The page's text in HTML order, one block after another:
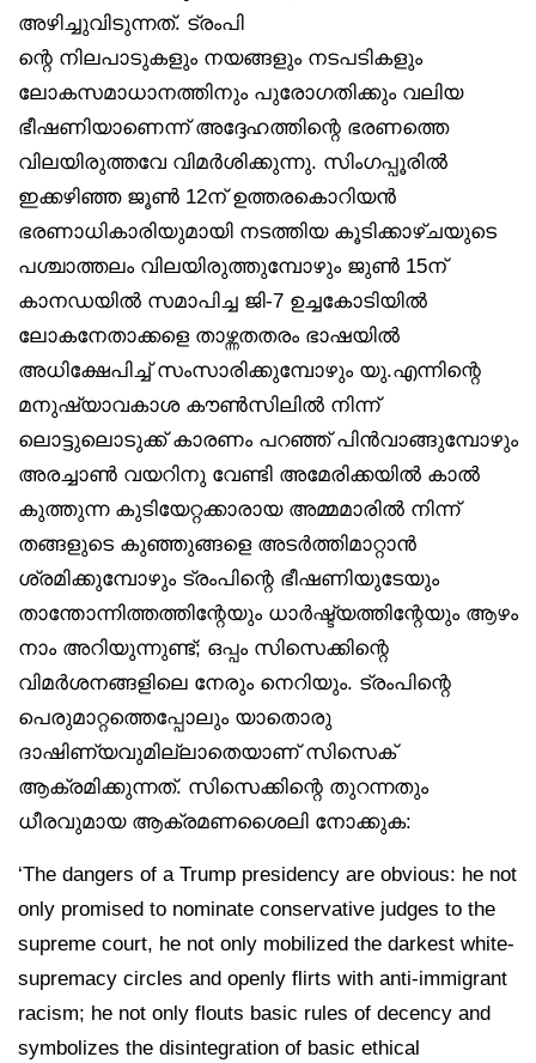
അഴിച്ചുവിടുന്നത്. ട്രംപി
ന്റെ നിലപാടുകളും നയങ്ങളും നടപടികളും
ലോകസമാധാനത്തിനും പുരോഗതിക്കും വലിയ
ഭീഷണിയാണെന്ന് അദ്ദേഹത്തിന്റെ ഭരണത്തെ
വിലയിരുത്തവേ വിമർശിക്കുന്നു. സിംഗപ്പൂരിൽ
ഇക്കഴിഞ്ഞ ജൂൺ 12ന് ഉത്തരകൊറിയൻ
ഭരണാധികാരിയുമായി നടത്തിയ കൂടിക്കാഴ്ചയുടെ
പശ്ചാത്തലം വിലയിരുത്തുമ്പോഴും ജുൺ 15ന്
കാനഡയിൽ സമാപിച്ച ജി-7 ഉച്ചകോടിയിൽ
ലോകനേതാക്കളെ താഴ്ന്നതതരം ഭാഷയിൽ
അധിക്ഷേപിച്ച് സംസാരിക്കുമ്പോഴും യു.എന്നിന്റെ
മനുഷ്യാവകാശ കൗൺസിലിൽ നിന്ന്
ലൊട്ടുലൊടുക്ക് കാരണം പറഞ്ഞ് പിൻവാങ്ങുമ്പോഴും
അരച്ചാൺ വയറിനു വേണ്ടി അമേരിക്കയിൽ കാൽ
കുത്തുന്ന കുടിയേറ്റക്കാരായ അമ്മമാരിൽ നിന്ന്
തങ്ങളുടെ കുഞ്ഞുങ്ങളെ അടർത്തിമാറ്റാൻ
ശ്രമിക്കുമ്പോഴും ട്രംപിന്റെ ഭീഷണിയുടേയും
താന്തോന്നിത്തത്തിന്റേയും ധാർഷ്ട്യത്തിന്റേയും ആഴം
നാം അറിയുന്നുണ്ട്; ഒപ്പം സിസെക്കിന്റെ
വിമർശനങ്ങളിലെ നേരും നെറിയും. ട്രംപിന്റെ
പെരുമാറ്റത്തെപ്പോലും യാതൊരു
ദാഷിണ്യവുമില്ലാതെയാണ് സിസെക്
ആക്രമിക്കുന്നത്. സിസെക്കിന്റെ തുറന്നതും
ധീരവുമായ ആക്രമണശൈലി നോക്കുക:
‘The dangers of a Trump presidency are obvious: he not
only promised to nominate conservative judges to the
supreme court, he not only mobilized the darkest white-
supremacy circles and openly flirts with anti-immigrant
racism; he not only flouts basic rules of decency and
symbolizes the disintegration of basic ethical